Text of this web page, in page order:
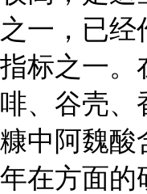
之一，已经
指标之一。
啡、谷壳、
糠中阿魏酸
年在方面的